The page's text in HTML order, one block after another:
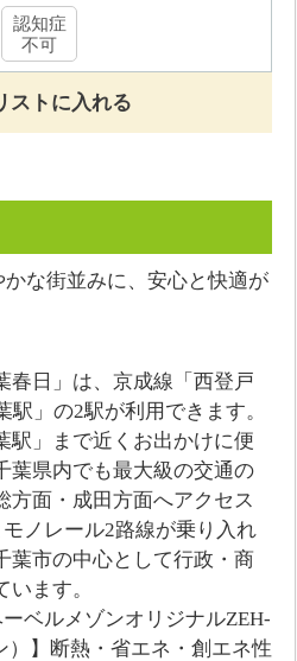
認知症
不可
ストに入れる
かな街並みに、安心と快適が
春日」は、京成線「西登戸
駅」の2駅が利用できます。
駅」まで近くお出かけに便
葉県内でも最大級の交通の
方面・成田方面へアクセス
ノレール2路線が乗り入れ
葉市の中心として行政・商
ます。
ベルメゾンオリジナルZEH-
】断熱・省エネ・創エネ性